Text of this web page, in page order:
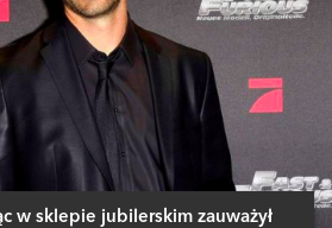
w sklepie jubilerskim zauważył